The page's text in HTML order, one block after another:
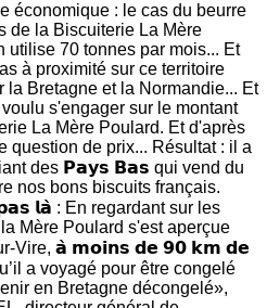
économique : le cas du beurre
de la Biscuiterie La Mère
utilise 70 tonnes par mois... Et
à proximité sur ce territoire
Bretagne et la Normandie... Et
s'engager sur le montant
La Mère Poulard. Et d'après
question de prix... Résultat : il a
des 𝗣𝗮𝘆𝘀 𝗕𝗮𝘀 qui vend du
nos bons biscuits français.
𝗹𝗮̀ : En regardant sur les
Mère Poulard s'est aperçue
Vire, 𝗮̀ 𝗺𝗼𝗶𝗻𝘀 𝗱𝗲 𝟵𝟬 𝗸𝗺 𝗱𝗲
a voyagé pour être congelé
en Bretagne décongelé»,